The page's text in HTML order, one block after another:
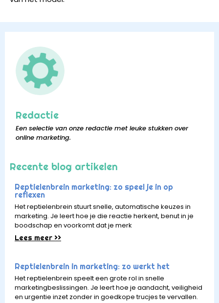
Redactie
Een selectie van onze redactie met leuke stukken over
online marketing.
Recente blog artikelen
Reptielenbrein marketing: zo speel je in op
reflexen
Het reptielenbrein stuurt snelle, automatische keuzes in
marketing. Je leert hoe je die reactie herkent, benut in je
boodschap en voorkomt dat je merk
Lees meer >>
Reptielenbrein in marketing: zo werkt het
Het reptielenbrein speelt een grote rol in snelle
marketingbeslissingen. Je leert hoe je aandacht, veiligheid
en urgentie inzet zonder in goedkope trucjes te vervallen.